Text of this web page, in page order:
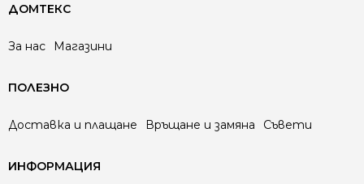
ДОМТЕКС
За нас Магазини
ПОЛЕЗНО
Доставка и плащане Връщане и замяна Съвети
ИНФОРМАЦИЯ